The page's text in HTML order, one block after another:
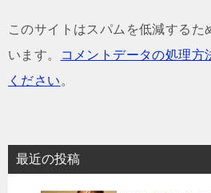
このサイトはスパムを低減するた
います。
コメントデータの処理方
ください 。
最近の投稿